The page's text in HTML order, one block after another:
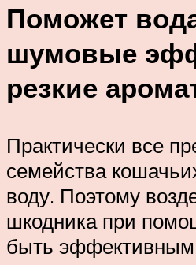
Поможет
шумовые
резкие
Практически все
семейства
воду. Поэтому
шкодника при
быть